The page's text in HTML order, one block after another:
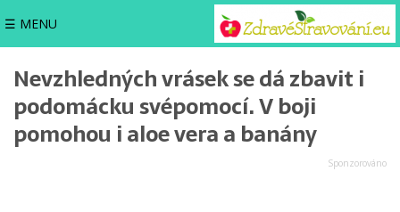
☰ MENU
Nevzhledných vrásek se dá zbavit i
podomácku svépomocí. V boji
pomohou i aloe vera a banány